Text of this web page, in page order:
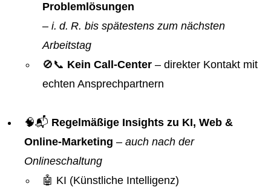
Problemlösungen
– i. d. R. bis spätestens zum nächsten
Arbeitstag
🚫📞 Kein Call-Center – direkter Kontakt mit
echten Ansprechpartnern
🧠📬 Regelmäßige Insights zu KI, Web &
Online-Marketing – auch nach der
Onlineschaltung
🤖 KI (Künstliche Intelligenz)